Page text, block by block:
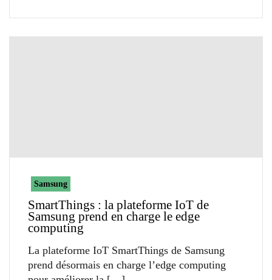
Samsung
SmartThings : la plateforme IoT de
Samsung prend en charge le edge
computing
La plateforme IoT SmartThings de Samsung
prend désormais en charge l’edge computing